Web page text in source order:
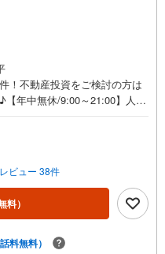
！不動産投資をご検討の方は
年中無休/9:00～21:00】人気
する」ボタンよりご予約頂く
の他、各種ご相談も承ってお
○ライフプランのシミュレー
からお客様へ経験豊富なスタ
合った物件をご紹介させて頂
併せてご紹介可能ですのでお気
ビュー 38件
料）
料無料）